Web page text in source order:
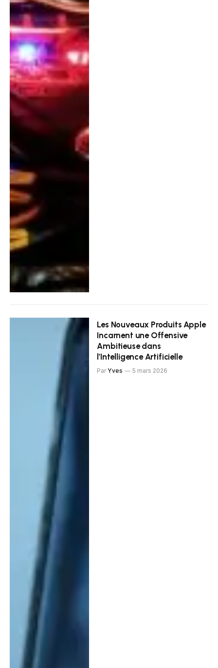
Les Nouveaux Produits Apple
Incarnent une Offensive
Ambitieuse dans
l’Intelligence Artificielle
Par Yves 5 mars 2026